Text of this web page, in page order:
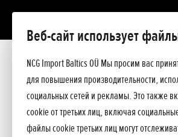
Веб-сайт использует
NCG Import Baltics OÜ Мы просим вас
для повышения производительности,
социальных сетей и рекламы. Это также
cookie от третьих лиц, включая
файлы cookie третьих лиц могут
Презентация
Прейскурант
Спросите подробнееПРЕДЛОЖЕНИЕ
СЕРВИС